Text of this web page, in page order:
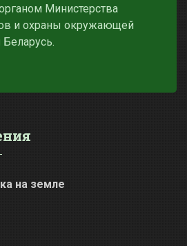
Министерства
и охраны окружающей
на земле